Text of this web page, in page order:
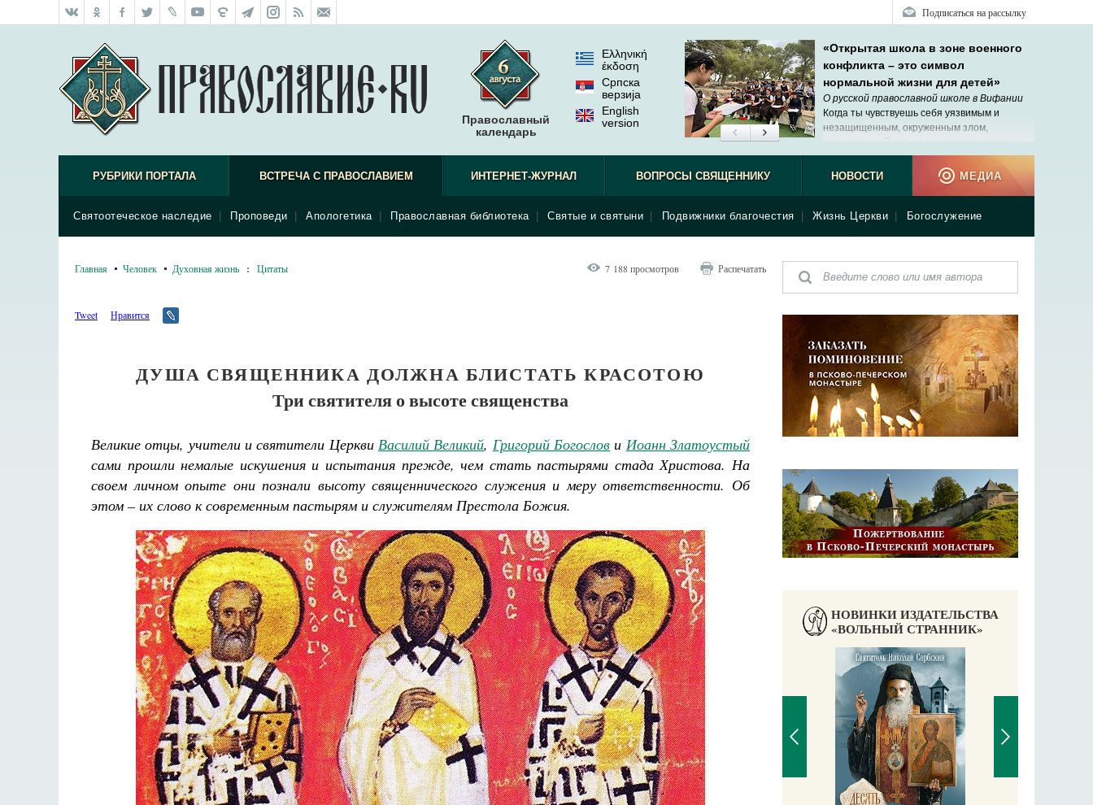
Подписаться на рассылку
Православный
календарь
Ελληνική
έκδοση
Српска
верзиjа
English
version
«Открытая школа в зоне военного
конфликта – это символ
нормальной жизни для детей»
О русской православной школе в Вифании
Когда ты чувствуешь себя уязвимым и
незащищенным, окруженным злом,
прийти помощь, – Господь.
РУБРИКИ ПОРТАЛА ВСТРЕЧА С ПРАВОСЛАВИЕМ
Святоотеческое наследие Проповеди Апологетика Православная библиотека Святые и святыни Подвижники благочестия Жизнь Церкви Богослужение
ИНТЕРНЕТ-ЖУРНАЛ ВОПРОСЫ СВЯЩЕННИКУ НОВОСТИ МЕДИА
Главная Человек Духовная жизнь : Цитаты 7 188 просмотров Распечатать
Tweet Нравится
ДУША СВЯЩЕННИКА ДОЛЖНА БЛИСТАТЬ КРАСОТОЮ
Три святителя о высоте священства
Великие отцы, учители и святители Церкви Василий Великий, Григорий Богослов и Иоанн Златоустый
сами прошли немалые искушения и испытания прежде, чем стать пастырями стада Христова. На
своем личном опыте они познали высоту священнического служения и меру ответственности. Об
этом – их слово к современным пастырям и служителям Престола Божия.
НОВИНКИ ИЗДАТЕЛЬСТВА
«ВОЛЬНЫЙ СТРАННИК»